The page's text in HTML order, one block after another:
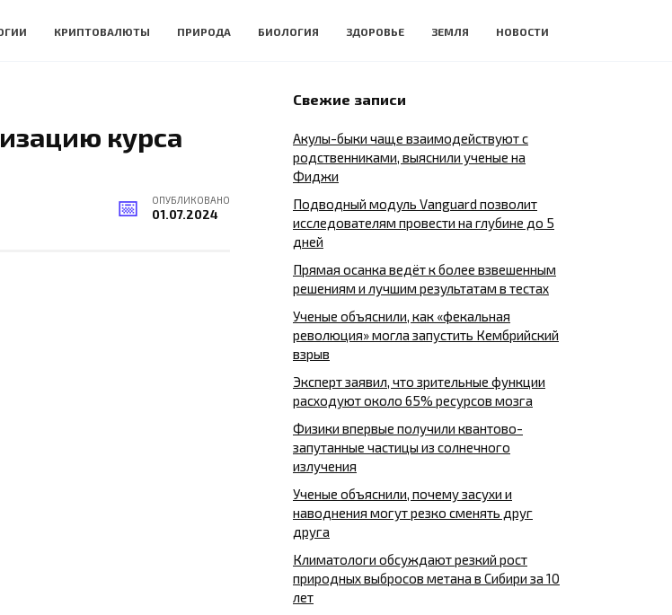
КРИПТОВАЛЮТЫ ПРИРОДА БИОЛОГИЯ ЗДОРОВЬЕ ЗЕМЛЯ НОВОСТИ
курса
ОПУБЛИКОВАНО
01.07.2024
Свежие записи
Акулы-быки чаще взаимодействуют с
родственниками, выяснили ученые на
Фиджи
Подводный модуль Vanguard позволит
исследователям провести на глубине до 5
дней
Прямая осанка ведёт к более взвешенным
решениям и лучшим результатам в тестах
Ученые объяснили, как «фекальная
революция» могла запустить Кембрийский
взрыв
Эксперт заявил, что зрительные функции
расходуют около 65% ресурсов мозга
Физики впервые получили квантово-
запутанные частицы из солнечного
излучения
Ученые объяснили, почему засухи и
наводнения могут резко сменять друг
друга
Климатологи обсуждают резкий рост
природных выбросов метана в Сибири за 10
лет